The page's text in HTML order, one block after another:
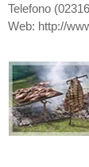
Telefono
Web: http://